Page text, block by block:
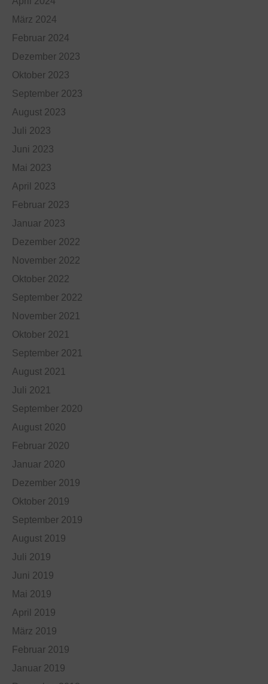
März 2024
Februar 2024
Dezember 2023
Oktober 2023
September 2023
August 2023
Juli 2023
Juni 2023
Mai 2023
April 2023
Februar 2023
Januar 2023
Dezember 2022
November 2022
Oktober 2022
September 2022
November 2021
Oktober 2021
September 2021
August 2021
Juli 2021
September 2020
August 2020
Februar 2020
Januar 2020
Dezember 2019
Oktober 2019
September 2019
August 2019
Juli 2019
Juni 2019
Mai 2019
April 2019
März 2019
Februar 2019
Januar 2019